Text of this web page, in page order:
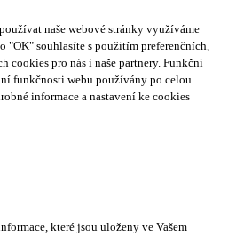
naše webové stránky využíváme
"OK" souhlasíte s použitím preferenčních,
cookies pro nás i naše partnery. Funkční
funkčnosti webu používány po celou
informace a nastavení ke cookies
které jsou uloženy ve Vašem